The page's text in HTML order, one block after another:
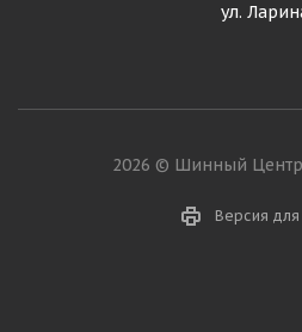
ул.
2026 © Шинный Центр
Версия для